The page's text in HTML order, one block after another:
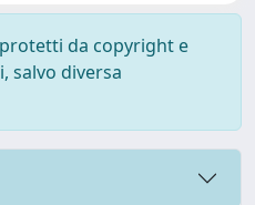
da copyright e
salvo diversa